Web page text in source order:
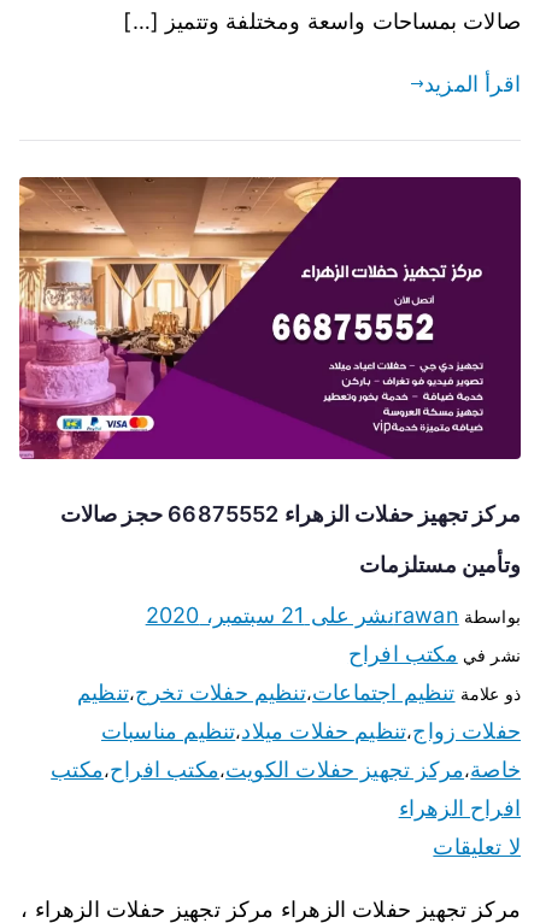
صالات بمساحات واسعة ومختلفة وتتميز […]
اقرأ المزيد
مركز تجهيز حفلات الزهراء 66875552 حجز صالات
وتأمين مستلزمات
بواسطة rawanنشر على 21 سبتمبر، 2020
نشر في مكتب افراح
ذو علامة تنظيم اجتماعات،تنظيم حفلات تخرج،تنظيم
حفلات زواج،تنظيم حفلات ميلاد،تنظيم مناسبات
خاصة،مركز تجهيز حفلات الكويت،مكتب افراح،مكتب
افراح الزهراء
لا تعليقات
مركز تجهيز حفلات الزهراء مركز تجهيز حفلات الزهراء ،